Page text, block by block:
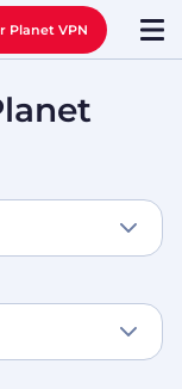
Planet VPN